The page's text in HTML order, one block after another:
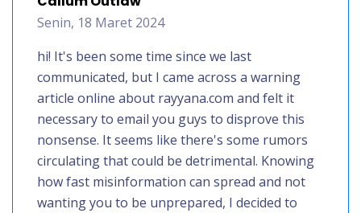
Senin, 18 Maret 2024
hi! It's been some time since we last
communicated, but I came across a warning
article online about rayyana.com and felt it
necessary to email you guys to disprove this
nonsense. It seems like there's some rumors
circulating that could be detrimental. Knowing
how fast misinformation can spread and not
wanting you to be unprepared, I decided to